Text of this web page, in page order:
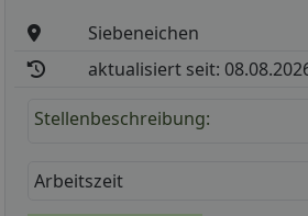
Siebeneichen
aktualisiert seit:
Stellenbeschreibung:
Arbeitszeit